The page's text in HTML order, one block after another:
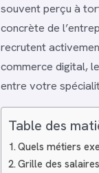
souvent perçu à
concrète de
recrutent
commerce digital,
entre votre
Table des
Quels métiers
Grille des